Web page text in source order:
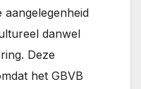
danwel
Deze
het GBVB